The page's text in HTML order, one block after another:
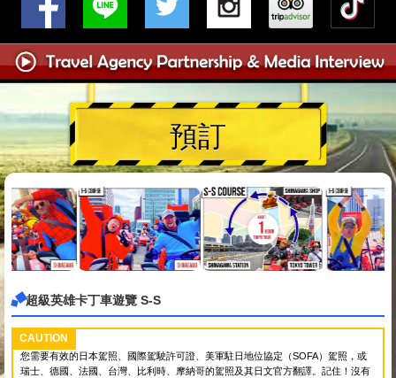
預訂
超級英雄卡丁車遊覽 S-S
CAUTION
您需要有效的日本駕照、國際駕駛許可證、美軍駐日地位協定（SOFA）駕照，或
瑞士、德國、法國、台灣、比利時、摩納哥的駕照及其日文官方翻譯。記住！沒有